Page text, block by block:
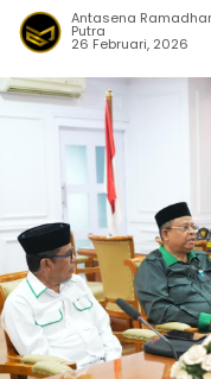
Antasena
Putra
26 Februari, 2026